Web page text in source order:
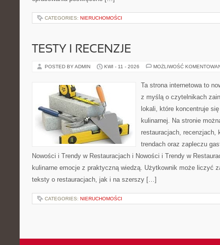
CATEGORIES: NIERUCHOMOŚCI
TESTY I RECENZJE
POSTED BY ADMIN KWI - 11 - 2026 MOŻLIWOŚĆ
Ta strona internetowa to
z myślą o czytelnikach
lokali, które koncentruje
kulinarnej. Na stronie
restauracjach, recenzjach,
trendach oraz zapleczu
Nowości i Trendy w Restauracjach i Nowości i Trendy w
kulinarne emocje z praktyczną wiedzą. Użytkownik może liczyć
teksty o restauracjach, jak i na szerszy […]
CATEGORIES: NIERUCHOMOŚCI